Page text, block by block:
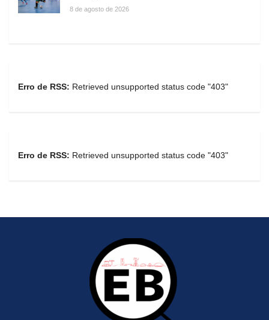
8 de agosto de 2026
Erro de RSS: Retrieved unsupported status code "403"
Erro de RSS: Retrieved unsupported status code "403"